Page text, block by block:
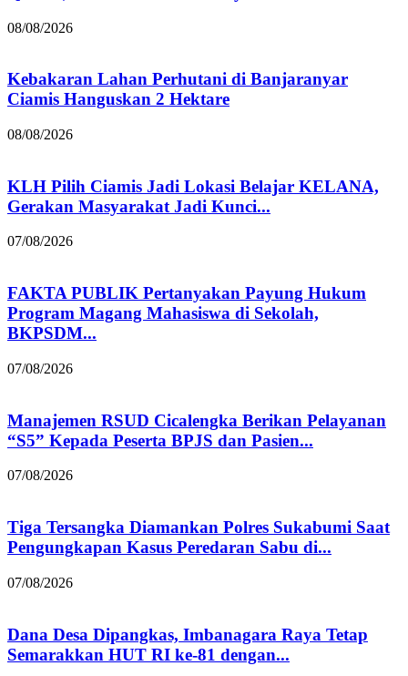
08/08/2026
Kebakaran Lahan Perhutani di Banjaranyar
Ciamis Hanguskan 2 Hektare
08/08/2026
KLH Pilih Ciamis Jadi Lokasi Belajar KELANA,
Gerakan Masyarakat Jadi Kunci...
07/08/2026
FAKTA PUBLIK Pertanyakan Payung Hukum
Program Magang Mahasiswa di Sekolah,
BKPSDM...
07/08/2026
Manajemen RSUD Cicalengka Berikan Pelayanan
“S5” Kepada Peserta BPJS dan Pasien...
07/08/2026
Tiga Tersangka Diamankan Polres Sukabumi Saat
Pengungkapan Kasus Peredaran Sabu di...
07/08/2026
Dana Desa Dipangkas, Imbanagara Raya Tetap
Semarakkan HUT RI ke-81 dengan...